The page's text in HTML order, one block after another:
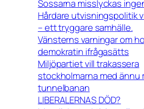
Sossarna misslyckas
Hårdare utvisningspolitik
– ett tryggare samhälle.
Vänsterns varningar om
demokratin ifrågasätts
Miljöpartiet vill trakassera
stockholmarna med ännu
tunnelbanan
LIBERALERNAS DÖD?